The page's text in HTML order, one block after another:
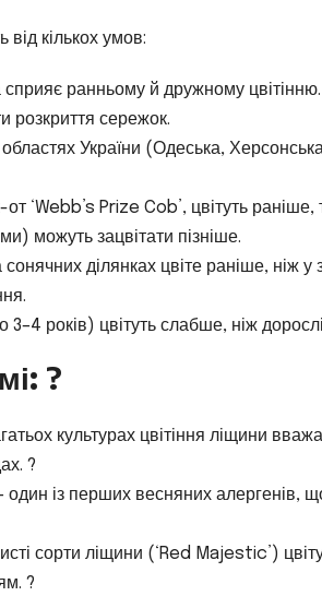
від кількох умов:
ранньому й дружному
розкриття сережок.
України (Одеська,
‘Webb’s Prize Cob’, цвітуть
можуть зацвітати пізніше.
ділянках цвіте раніше, ніж у
3–4 років) цвітуть слабше, ніж
?
культурах цвітіння ліщини
?
один із перших весняних алергенів,
сорти ліщини (‘Red Majestic’)
?